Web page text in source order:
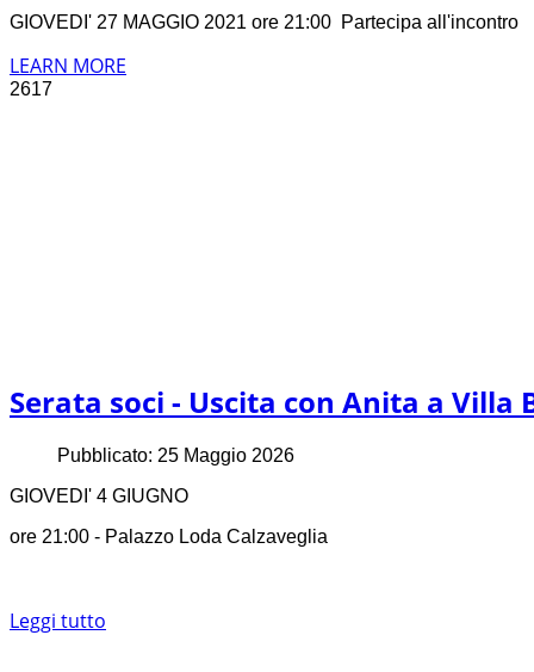
GIOVEDI' 27 MAGGIO 2021 ore 21:00 Partecipa all'incontro
LEARN MORE
2617
Serata soci - Uscita con Anita a Villa
Pubblicato: 25 Maggio 2026
GIOVEDI' 4 GIUGNO
ore 21:00 - Palazzo Loda Calzaveglia
Leggi tutto